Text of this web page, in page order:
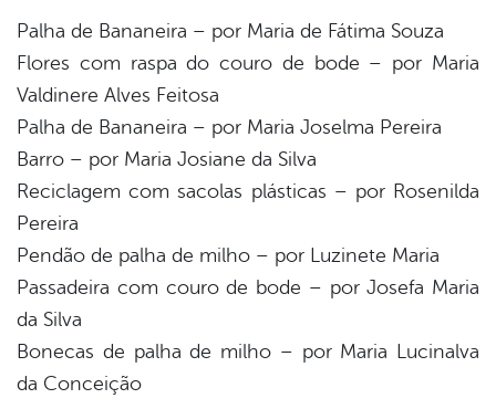
Palha de Bananeira – por Maria de Fátima Souza
Flores com raspa do couro de bode – por Maria
Valdinere Alves Feitosa
Palha de Bananeira – por Maria Joselma Pereira
Barro – por Maria Josiane da Silva
Reciclagem com sacolas plásticas – por Rosenilda
Pereira
Pendão de palha de milho – por Luzinete Maria
Passadeira com couro de bode – por Josefa Maria
da Silva
Bonecas de palha de milho – por Maria Lucinalva
da Conceição